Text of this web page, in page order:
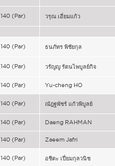
140 (Par) วรุณ เอี่ยมแก้ว
140 (Par) ธนภัทร พิชัยกุล
140 (Par) วรัญญู รัตนไพบูลย์กิจ
140 (Par) Yu-cheng HO
140 (Par) ณัฎฐพัชร์ แก้วพิบูลย์
140 (Par) Daeng RAHMAN
140 (Par) Zaeem Jafri
140 (Par) อชิตะ เปี่ยมกุลวนิช